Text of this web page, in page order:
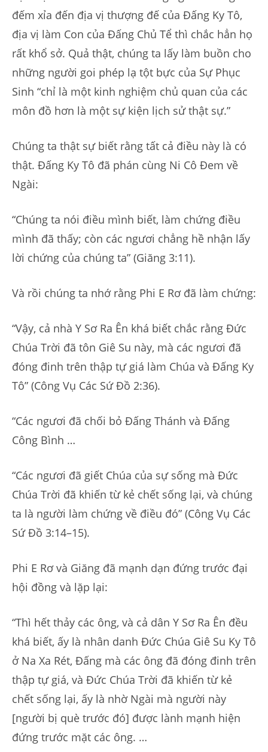
đếm xỉa đến địa vị thượng đế của Đấng Ky Tô,
địa vị làm Con của Đấng Chủ Tể thì chắc hẳn họ
rất khổ sở. Quả thật, chúng ta lấy làm buồn cho
những người goi phép lạ tột bực của Sự Phục
Sinh “chỉ là một kinh nghiệm chủ quan của các
môn đồ hơn là một sự kiện lịch sử thật sự.”
Chúng ta thật sự biết rằng tất cả điều này là có
thật. Đấng Ky Tô đã phán cùng Ni Cô Đem về
Ngài:
“Chúng ta nói điều mình biết, làm chứng điều
mình đã thấy; còn các ngươi chẳng hề nhận lấy
lời chứng của chúng ta” (Giăng 3:11).
Và rồi chúng ta nhớ rằng Phi E Rơ đã làm chứng:
“Vậy, cả nhà Y Sơ Ra Ên khá biết chắc rằng Đức
Chúa Trời đã tôn Giê Su này, mà các ngươi đã
đóng đinh trên thập tự giá làm Chúa và Đấng Ky
Tô” (Công Vụ Các Sứ Đồ 2:36).
“Các ngươi đã chối bỏ Đấng Thánh và Đấng
Công Bình …
“Các ngươi đã giết Chúa của sự sống mà Đức
Chúa Trời đã khiến từ kẻ chết sống lại, và chúng
ta là người làm chứng về điều đó” (Công Vụ Các
Sứ Đồ 3:14–15).
Phi E Rơ và Giăng đã mạnh dạn đứng trước đại
hội đồng và lặp lại:
“Thì hết thảy các ông, và cả dân Y Sơ Ra Ên đều
khá biết, ấy là nhân danh Đức Chúa Giê Su Ky Tô
ở Na Xa Rét, Đấng mà các ông đã đóng đinh trên
thập tự giá, và Đức Chúa Trời đã khiến từ kẻ
chết sống lại, ấy là nhờ Ngài mà người này
[người bị què trước đó] được lành mạnh hiện
đứng trước mặt các ông. …